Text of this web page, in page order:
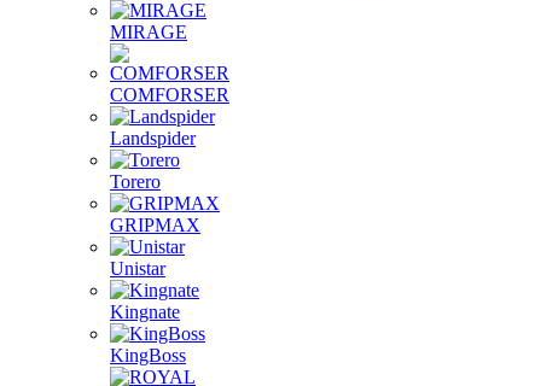
MIRAGE
COMFORSER
Landspider
Torero
GRIPMAX
Unistar
Kingnate
KingBoss